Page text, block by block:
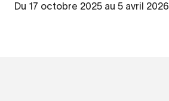
Du 17 octobre 2025 au 5 avril 2026